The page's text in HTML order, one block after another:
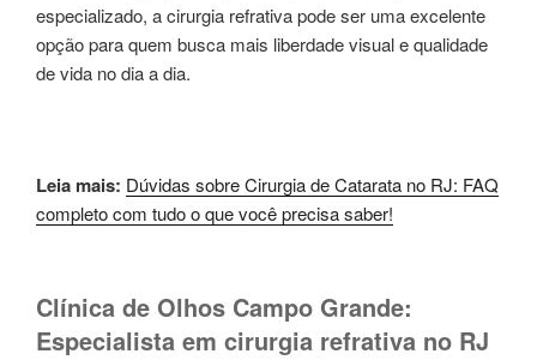
especializado, a cirurgia refrativa pode ser uma excelente
opção para quem busca mais liberdade visual e qualidade
de vida no dia a dia.
Leia mais: Dúvidas sobre Cirurgia de Catarata no RJ: FAQ
completo com tudo o que você precisa saber!
Clínica de Olhos Campo Grande:
Especialista em cirurgia refrativa no RJ